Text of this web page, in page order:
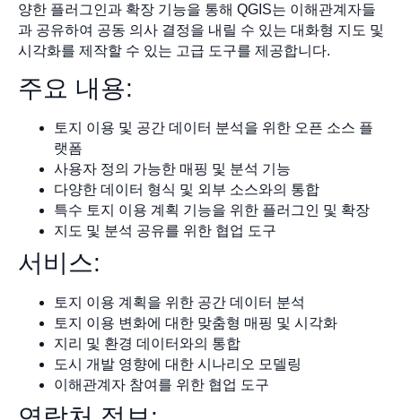
양한 플러그인과 확장 기능을 통해 QGIS는 이해관계자들
과 공유하여 공동 의사 결정을 내릴 수 있는 대화형 지도 및
시각화를 제작할 수 있는 고급 도구를 제공합니다.
주요 내용:
토지 이용 및 공간 데이터 분석을 위한 오픈 소스 플
랫폼
사용자 정의 가능한 매핑 및 분석 기능
다양한 데이터 형식 및 외부 소스와의 통합
특수 토지 이용 계획 기능을 위한 플러그인 및 확장
지도 및 분석 공유를 위한 협업 도구
서비스:
토지 이용 계획을 위한 공간 데이터 분석
토지 이용 변화에 대한 맞춤형 매핑 및 시각화
지리 및 환경 데이터와의 통합
도시 개발 영향에 대한 시나리오 모델링
이해관계자 참여를 위한 협업 도구